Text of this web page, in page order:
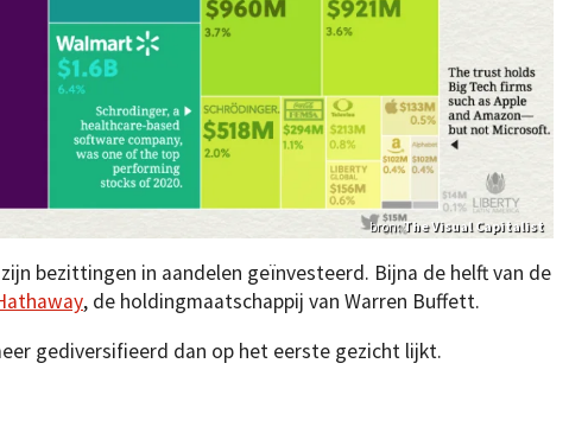
bron:The Visual Capitalist
bezittingen in aandelen geïnvesteerd. Bijna de helft van de
, de holdingmaatschappij van Warren Buffett.
gediversifieerd dan op het eerste gezicht lijkt.